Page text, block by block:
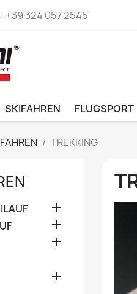
+39 324 057 2545
SKIFAHREN FLUGSPORT
TREKKING



